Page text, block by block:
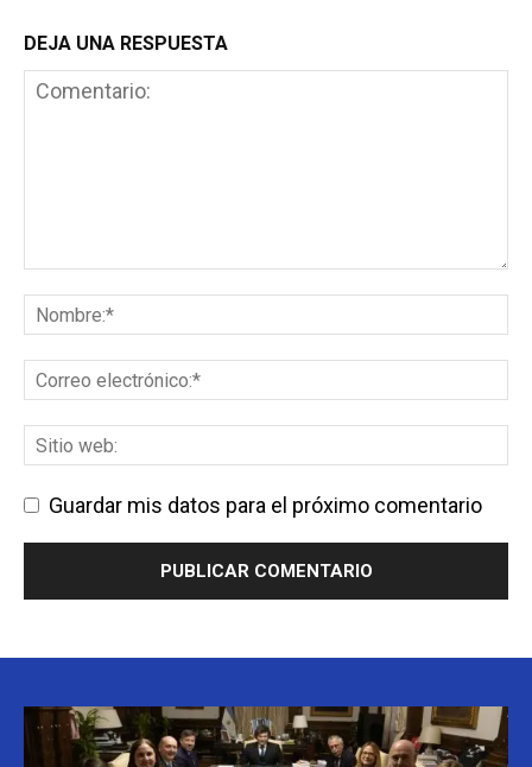
DEJA UNA RESPUESTA
Guardar mis datos para el próximo comentario